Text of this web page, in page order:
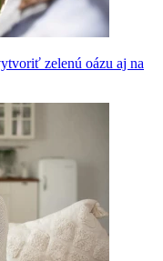
zelenú oázu aj na